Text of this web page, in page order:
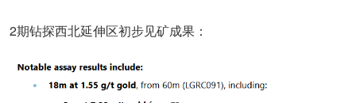
2期钻探西北延伸区初步见矿成果：